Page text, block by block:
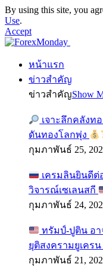
By using this site, you
Use.
Accept
หน้าแรก
ข่าวสำคัญ
ข่าวสำคัญShow
เจาะลึกคลังท
ดันทองโลกพุ่ง
กุมภาพันธ์ 25,
เครมลินยินดีต่
วิจารณ์เซเลนสกี
กุมภาพันธ์ 24,
ทรัมป์-ปูติน อ
ยุติสงครามยูเครน
กุมภาพันธ์ 21,